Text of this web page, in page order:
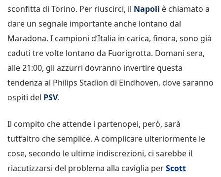
sconfitta di Torino. Per riuscirci, il Napoli è chiamato a
dare un segnale importante anche lontano dal
Maradona. I campioni d’Italia in carica, finora, sono già
caduti tre volte lontano da Fuorigrotta. Domani sera,
alle 21:00, gli azzurri dovranno invertire questa
tendenza al Philips Stadion di Eindhoven, dove saranno
ospiti del PSV.
Il compito che attende i partenopei, però, sarà
tutt’altro che semplice. A complicare ulteriormente le
cose, secondo le ultime indiscrezioni, ci sarebbe il
riacutizzarsi del problema alla caviglia perScott